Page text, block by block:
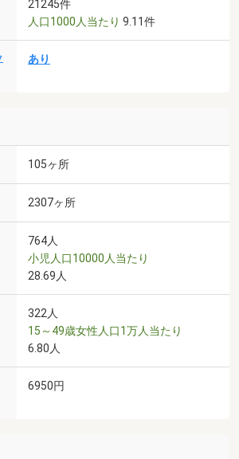
21245件
人口1000人当たり 9.11件
あり
105ヶ所
2307ヶ所
764人
小児人口10000人当たり
28.69人
322人
15～49歳女性人口1万人当たり
6.80人
6950円